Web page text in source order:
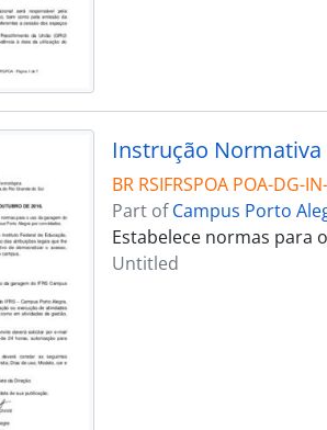
Instrução Normativa
BR RSIFRSPOA POA-DG-
Part ofCampus Porto
Estabelece normas para
Untitled